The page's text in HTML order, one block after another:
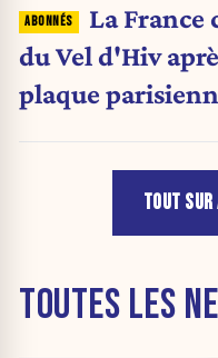
La France
du Vel d'Hiv
plaque
TOUT
TOUTES LES